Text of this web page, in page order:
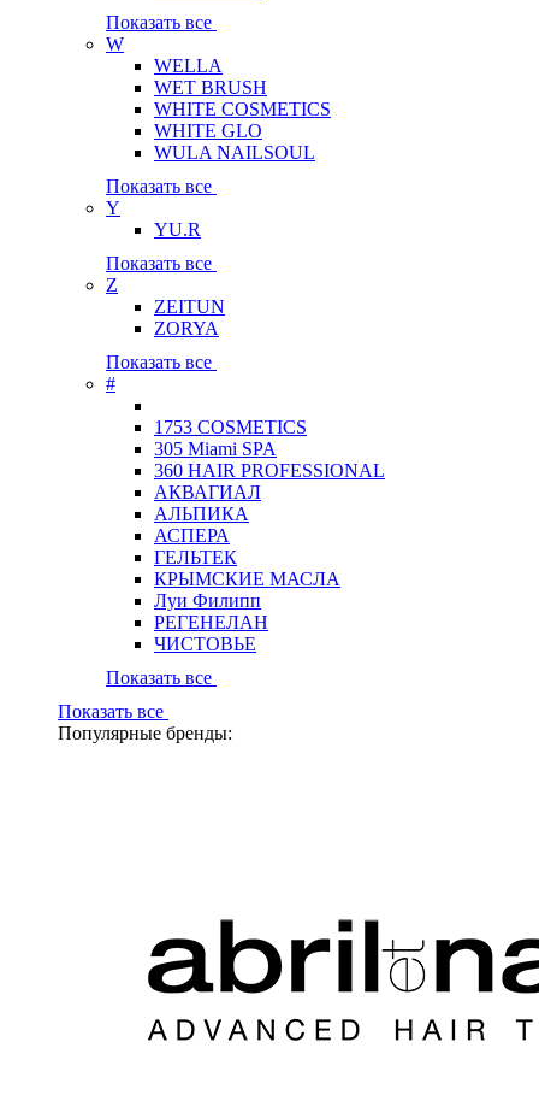
Показать все
W
WELLA
WET BRUSH
WHITE COSMETICS
WHITE GLO
WULA NAILSOUL
Показать все
Y
YU.R
Показать все
Z
ZEITUN
ZORYA
Показать все
#
1753 COSMETICS
305 Miami SPA
360 HAIR PROFESSIONAL
АКВАГИАЛ
АЛЬПИКА
АСПЕРА
ГЕЛЬТЕК
КРЫМСКИЕ МАСЛА
Луи Филипп
РЕГЕНЕЛАН
ЧИСТОВЬЕ
Показать все
Показать все
Популярные бренды: